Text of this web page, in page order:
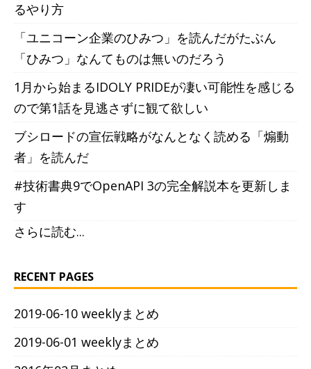
るやり方
「ユニコーン企業のひみつ」を読んだがたぶん
「ひみつ」なんてものは無いのだろう
1月から始まるIDOLY PRIDEが凄い可能性を感じる
ので第1話を見逃さずに観て欲しい
ブシロードの宣伝戦略がなんとなく読める「煽動
者」を読んだ
#技術書典9でOpenAPI 3の完全解説本を更新しま
す
さらに読む...
RECENT PAGES
2019-06-10 weeklyまとめ
2019-06-01 weeklyまとめ